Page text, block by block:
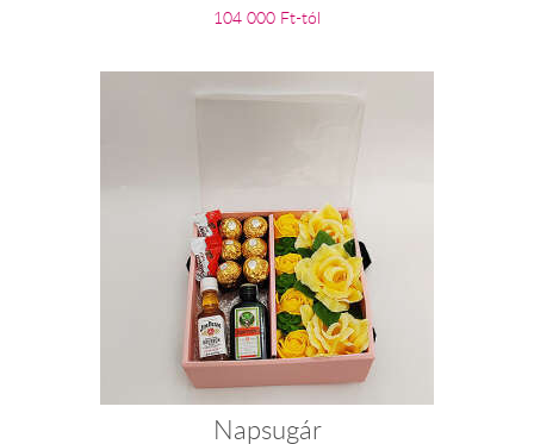
104 000 Ft-tól
Napsugár